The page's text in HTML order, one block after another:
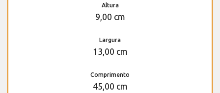
Altura
9,00 cm
Largura
13,00 cm
Comprimento
45,00 cm